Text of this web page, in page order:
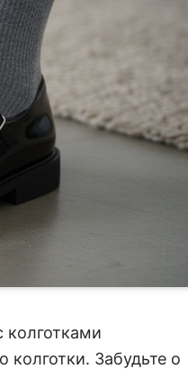
колготками
гранж-
вертикаль,